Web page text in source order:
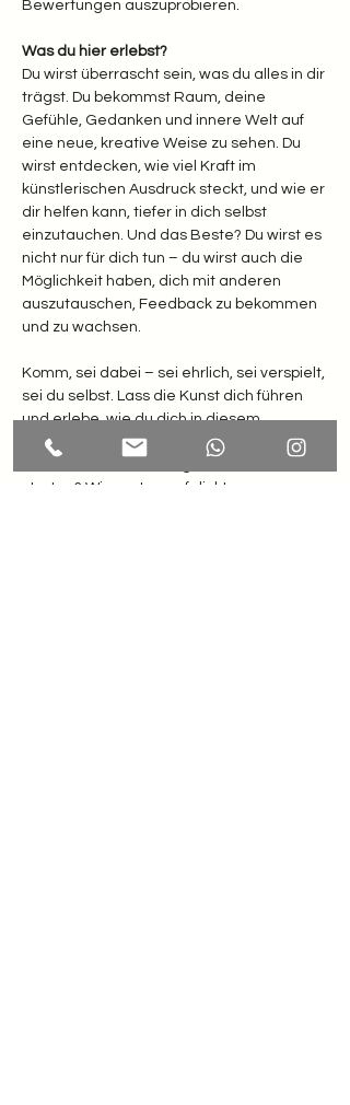
Bewertungen auszuprobieren.
Was du hier erlebst?
Du wirst überrascht sein, was du alles in dir
trägst. Du bekommst Raum, deine
Gefühle, Gedanken und innere Welt auf
eine neue, kreative Weise zu sehen. Du
wirst entdecken, wie viel Kraft im
künstlerischen Ausdruck steckt, und wie er
dir helfen kann, tiefer in dich selbst
einzutauchen. Und das Beste? Du wirst es
nicht nur für dich tun – du wirst auch die
Möglichkeit haben, dich mit anderen
auszutauschen, Feedback zu bekommen
und zu wachsen.
Komm, sei dabei – sei ehrlich, sei verspielt,
sei du selbst. Lass die Kunst dich führen
und erlebe, wie du dich in diesem
kreativen Raum neu definieren kannst.
starten? Wir warten auf dich!